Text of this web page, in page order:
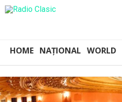
HOME NAȚIONAL WORLD